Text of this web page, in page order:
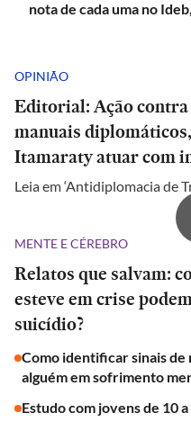
nota de cada uma no
OPINIÃO
Editorial: Ação
manuais
Itamaraty atuar com
Leia em ‘Antidiplomacia de
MENTE E CÉREBRO
Relatos que salvam:
esteve em crise
suicídio?
Como identificar sinais de
alguém em sofrimento
Estudo com jovens de 10